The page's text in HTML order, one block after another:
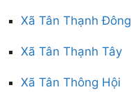
Xã Tân Thạnh Đông
Xã Tân Thạnh Tây
Xã Tân Thông Hội